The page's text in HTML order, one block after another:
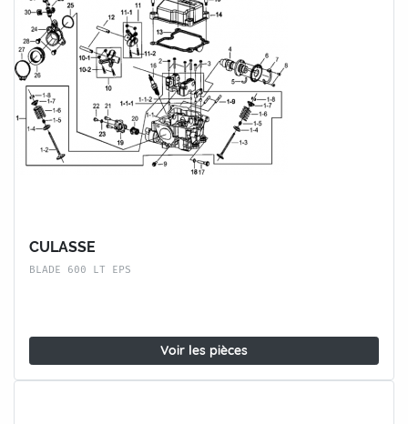
CULASSE
BLADE 600 LT EPS
Voir les pièces